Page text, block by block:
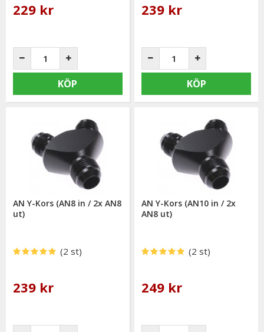
229 kr
KÖP
239 kr
KÖP
AN Y-Kors (AN8 in / 2x AN8
ut)
(2 st)
239 kr
AN Y-Kors (AN10 in / 2x
AN8 ut)
(2 st)
249 kr